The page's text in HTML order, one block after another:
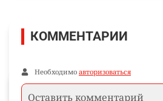
КОММЕНТАРИИ
Необходимо авторизоваться